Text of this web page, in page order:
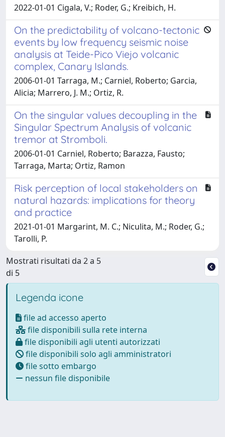
2022-01-01 Cigala, V.; Roder, G.; Kreibich, H.
On the predictability of volcano-tectonic
events by low frequency seismic noise
analysis at Teide-Pico Viejo volcanic
complex, Canary Islands.
2006-01-01 Tarraga, M.; Carniel, Roberto; Garcia,
Alicia; Marrero, J. M.; Ortiz, R.
On the singular values decoupling in the
Singular Spectrum Analysis of volcanic
tremor at Stromboli.
2006-01-01 Carniel, Roberto; Barazza, Fausto;
Tarraga, Marta; Ortiz, Ramon
Risk perception of local stakeholders on
natural hazards: implications for theory
and practice
2021-01-01 Margarint, M. C.; Niculita, M.; Roder, G.;
Tarolli, P.
Mostrati risultati da 2 a 5
di 5
Legenda icone
file ad accesso aperto
file disponibili sulla rete interna
file disponibili agli utenti autorizzati
file disponibili solo agli amministratori
file sotto embargo
nessun file disponibile